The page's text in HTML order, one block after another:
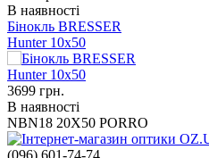
В наявності
Бінокль BRESSER
Hunter 10x50
3699 грн.
В наявності
NBN18 20X50 PORRO